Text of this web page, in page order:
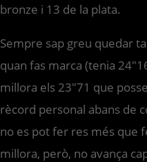
bronze i 13 de la plata.
Sempre sap greu quedar
quan fas marca (tenia
millora els 23″71 que
rècord personal abans de
no es pot fer res més que
millora, però, no avança